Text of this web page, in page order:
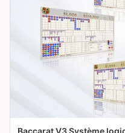
Baccarat V3 Système